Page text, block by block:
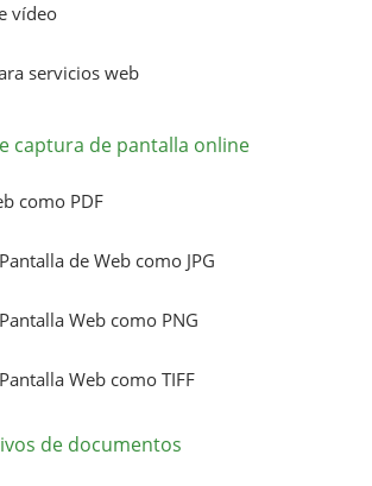
vídeo
servicios web
captura de pantalla online
como PDF
de Web como JPG
Web como PNG
Web como TIFF
de documentos